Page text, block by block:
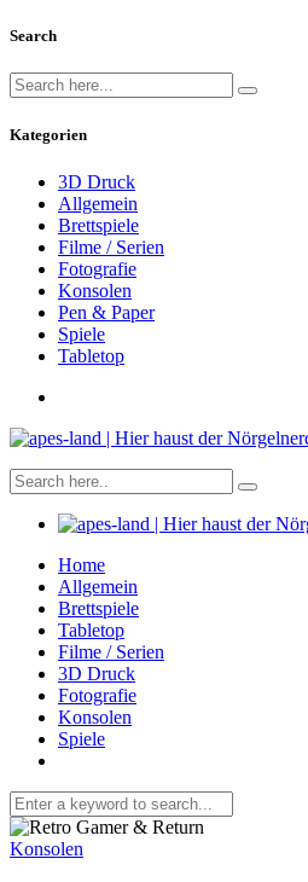
Search
Kategorien
3D Druck
Allgemein
Brettspiele
Filme / Serien
Fotografie
Konsolen
Pen & Paper
Spiele
Tabletop
Home
Allgemein
Brettspiele
Tabletop
Filme / Serien
3D Druck
Fotografie
Konsolen
Spiele
Konsolen